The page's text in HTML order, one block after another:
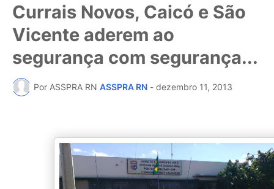
Currais Novos, Caicó e São
Vicente aderem ao
segurança com segurança...
Por ASSPRA RN ASSPRA RN - dezembro 11, 2013